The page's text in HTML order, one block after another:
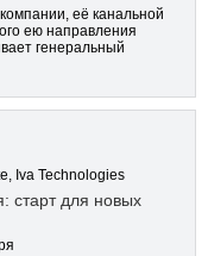
её канальной
ею направления
генеральный
Iva Technologies
старт для новых